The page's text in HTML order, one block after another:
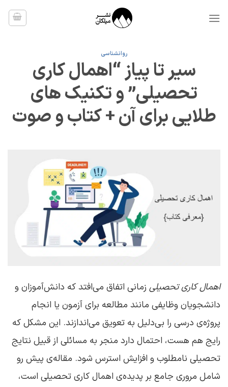
روانشناسی
سیر تا پیاز “اهمال کاری
تحصیلی” و تکنیک های
طلایی برای آن + کتاب و صوت
اهمال‌ کاری تحصیلی زمانی اتفاق می‌افتد که دانش‌آموزان و
دانشجویان وظایفی مانند مطالعه برای آزمون یا انجام
پروژه‌ی درسی را بی‌دلیل به تعویق می‌اندازند. این مشکل که
رایج هم هست، احتمال دارد منجر به مسائلی از قبیل نتایج
تحصیلی نامطلوب و افزایش استرس شود. مقاله‌ی پیش ‌رو
شامل مروری جامع بر پدیده‌ی اهمال‌ کاری تحصیلی است،